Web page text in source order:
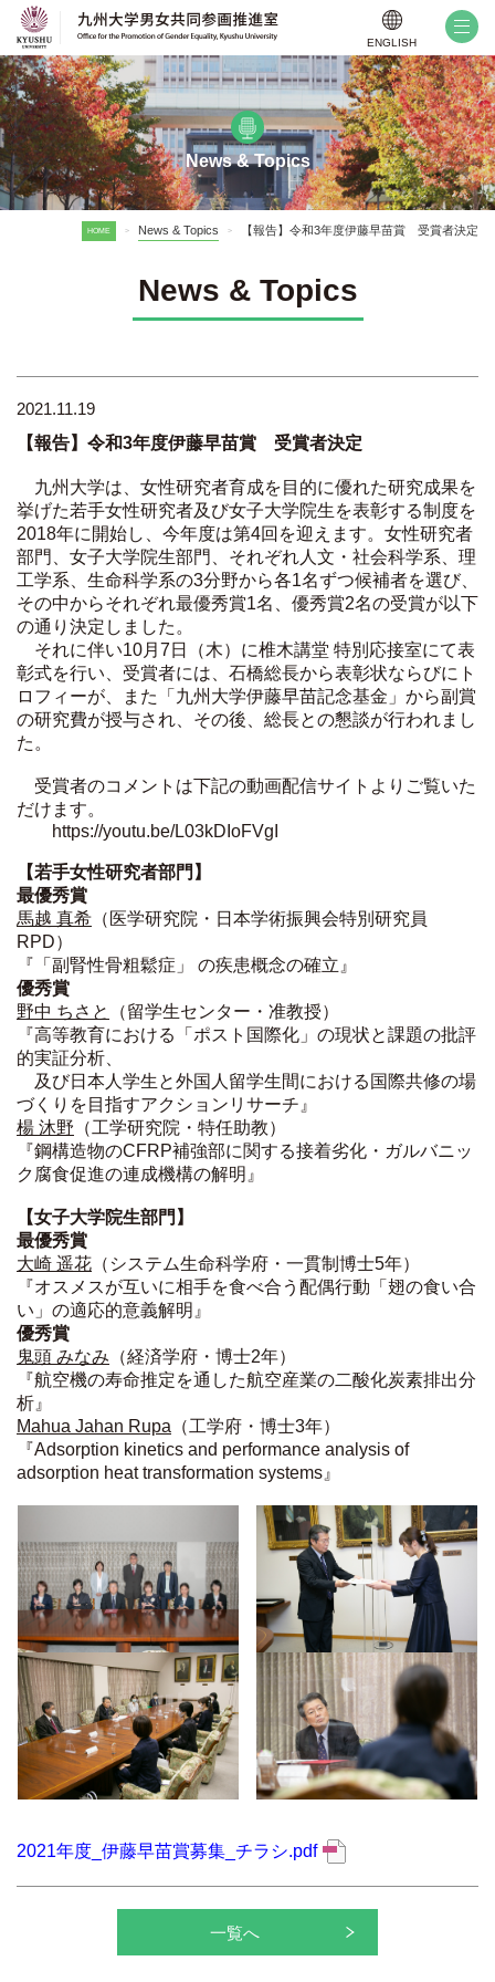
ENGLISH
News & Topics
HOME > News & Topics > 【報告】令和3年度伊藤早苗賞 受賞者決定
News & Topics
2021.11.19
【報告】令和3年度伊藤早苗賞 受賞者決定
九州大学は、女性研究者育成を目的に優れた研究成果を
挙げた若手女性研究者及び女子大学院生を表彰する制度を
2018年に開始し、今年度は第4回を迎えます。女性研究者
部門、女子大学院生部門、それぞれ人文・社会科学系、理
工学系、生命科学系の3分野から各1名ずつ候補者を選び、
その中からそれぞれ最優秀賞1名、優秀賞2名の受賞が以下
の通り決定しました。
それに伴い10月7日（木）に椎木講堂 特別応接室にて表
彰式を行い、受賞者には、石橋総長から表彰状ならびにト
ロフィーが、また「九州大学伊藤早苗記念基金」から副賞
の研究費が授与され、その後、総長との懇談が行われまし
た。
受賞者のコメントは下記の動画配信サイトよりご覧いた
だけます。
https://youtu.be/L03kDIoFVgI
【若手女性研究者部門】
最優秀賞
馬越 真希 （医学研究院・日本学術振興会特別研究員
RPD）
『「副腎性骨粗鬆症」 の疾患概念の確立』
優秀賞
野中 ちさと
（留学生センター・准教授）
『高等教育における「ポスト国際化」の現状と課題の批評
的実証分析、
及び日本人学生と外国人留学生間における国際共修の場
づくりを目指すアクションリサーチ』
楊 沐野 （工学研究院・特任助教）
『鋼構造物のCFRP補強部に関する接着劣化・ガルバニッ
ク腐食促進の連成機構の解明』
【女子大学院生部門】
最優秀賞
大崎 遥花 （システム生命科学府・一貫制博士5年）
『オスメスが互いに相手を食べ合う配偶行動「翅の食い合
い」の適応的意義解明』
優秀賞
鬼頭 みなみ （経済学府・博士2年）
『航空機の寿命推定を通した航空産業の二酸化炭素排出分
析』
Mahua Jahan Rupa （工学府・博士3年）
『Adsorption kinetics and performance analysis of
adsorption heat transformation systems』
2021年度_伊藤早苗賞募集_チラシ.pdf
一覧へ